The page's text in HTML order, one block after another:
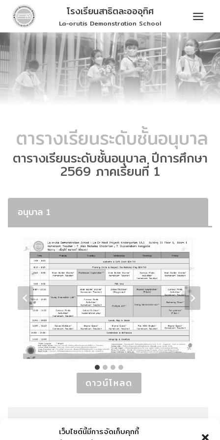
เว็บไซต์นี้มีการจัดเก็บคุกกี้
Skip
content
โรงเรียนสาธิตละอออุทิศ
La-orutis Demonstration School
ตารางเรียนระดับชั้นอนุบาล
ตารางเรียนระดับชั้นอนุบาล ปีการศึกษา
2569 ภาคเรียนที่ 1
อนุบาล 1
ดาวน์โหลด